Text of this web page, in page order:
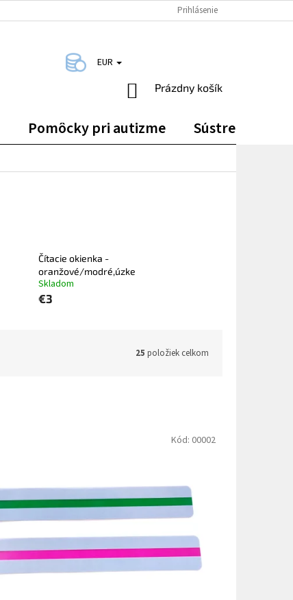
Prihlásenie
EUR
NÁKUPNÝ
Prázdny košík
Pomôcky pri autizme Sústredenie
Čítacie okienka -
oranžové/modré,úzke
Skladom
€3
25 položiek celkom
Kód: 00002